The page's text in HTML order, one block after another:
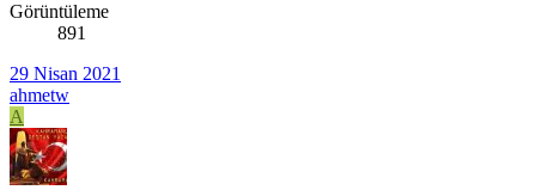
Görüntüleme
891
29 Nisan 2021
ahmetw
A